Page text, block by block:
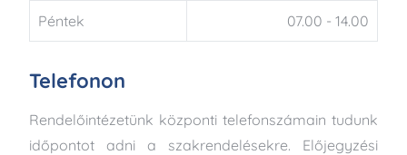
Péntek 07.00 - 14.00
Telefonon
Rendelőintézetünk központi telefonszámain tudunk
időpontot adni a szakrendelésekre. Előjegyzési